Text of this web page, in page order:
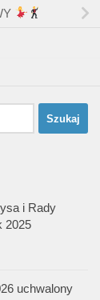
i Rady
2025
uchwalony